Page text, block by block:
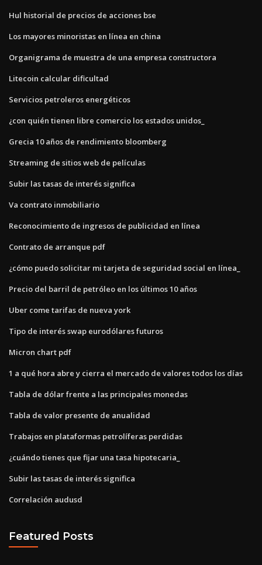
Hul historial de precios de acciones bse
Los mayores minoristas en línea en china
Organigrama de muestra de una empresa constructora
Litecoin calcular dificultad
Servicios petroleros energéticos
¿con quién tienen libre comercio los estados unidos_
Grecia 10 años de rendimiento bloomberg
Streaming de sitios web de películas
Subir las tasas de interés significa
Va contrato inmobiliario
Reconocimiento de ingresos de publicidad en línea
Contrato de arranque pdf
¿cómo puedo solicitar mi tarjeta de seguridad social en línea_
Precio del barril de petróleo en los últimos 10 años
Uber come tarifas de nueva york
Tipo de interés swap eurodólares futuros
Micron chart pdf
1 a qué hora abre y cierra el mercado de valores todos los días
Tabla de dólar frente a las principales monedas
Tabla de valor presente de anualidad
Trabajos en plataformas petrolíferas perdidas
¿cuándo tienes que fijar una tasa hipotecaria_
Subir las tasas de interés significa
Correlación audusd
Featured Posts